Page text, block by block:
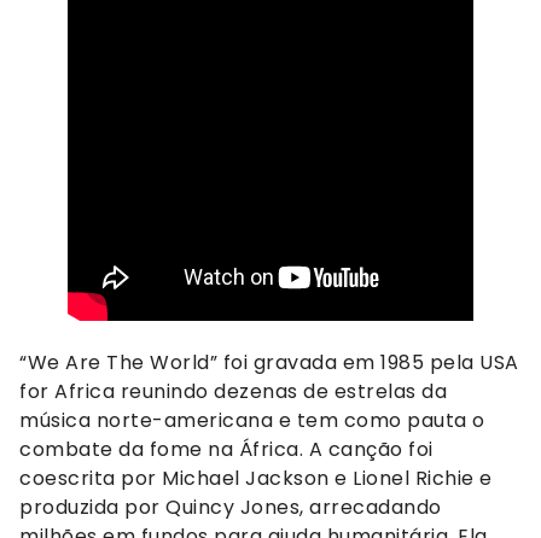
“We Are The World” foi gravada em 1985 pela USA
for Africa reunindo dezenas de estrelas da
música norte-americana e tem como pauta o
combate da fome na África. A canção foi
coescrita por Michael Jackson e Lionel Richie e
produzida por Quincy Jones, arrecadando